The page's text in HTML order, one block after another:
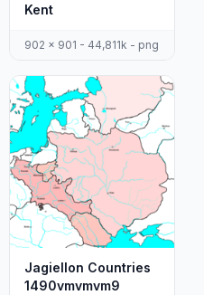
Kent
902 x 901 - 44,811k - png
Jagiellon Countries
1490vmvmvm9